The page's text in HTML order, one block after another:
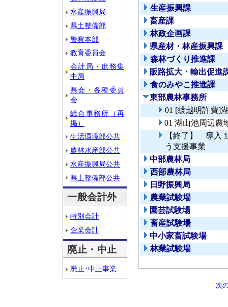
水産振興局
県土整備部
警察本部
教育委員会
会計局・庶務集
中局
県会・各種委員
会
総合事務所（再
掲）
生活環境部公共
農林水産部公共
水産振興局公共
県土整備部公共
一般会計外
特別会計
企業会計
廃止・中止
廃止･中止事業
生産振興課
畜産課
林政企画課
県産材・林産振興課
森林づくり推進課
販路拡大・輸出促進
食のみやこ推進課
東部農林事務所
01 [繰越明許費]
01 湖山池周辺農
【終了】 導入
う支援事業
中部農林局
西部農林局
日野振興局
農業試験場
園芸試験場
畜産試験場
中小家畜試験場
林業試験場
次